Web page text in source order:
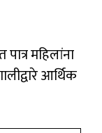
महिलांना
आर्थिक